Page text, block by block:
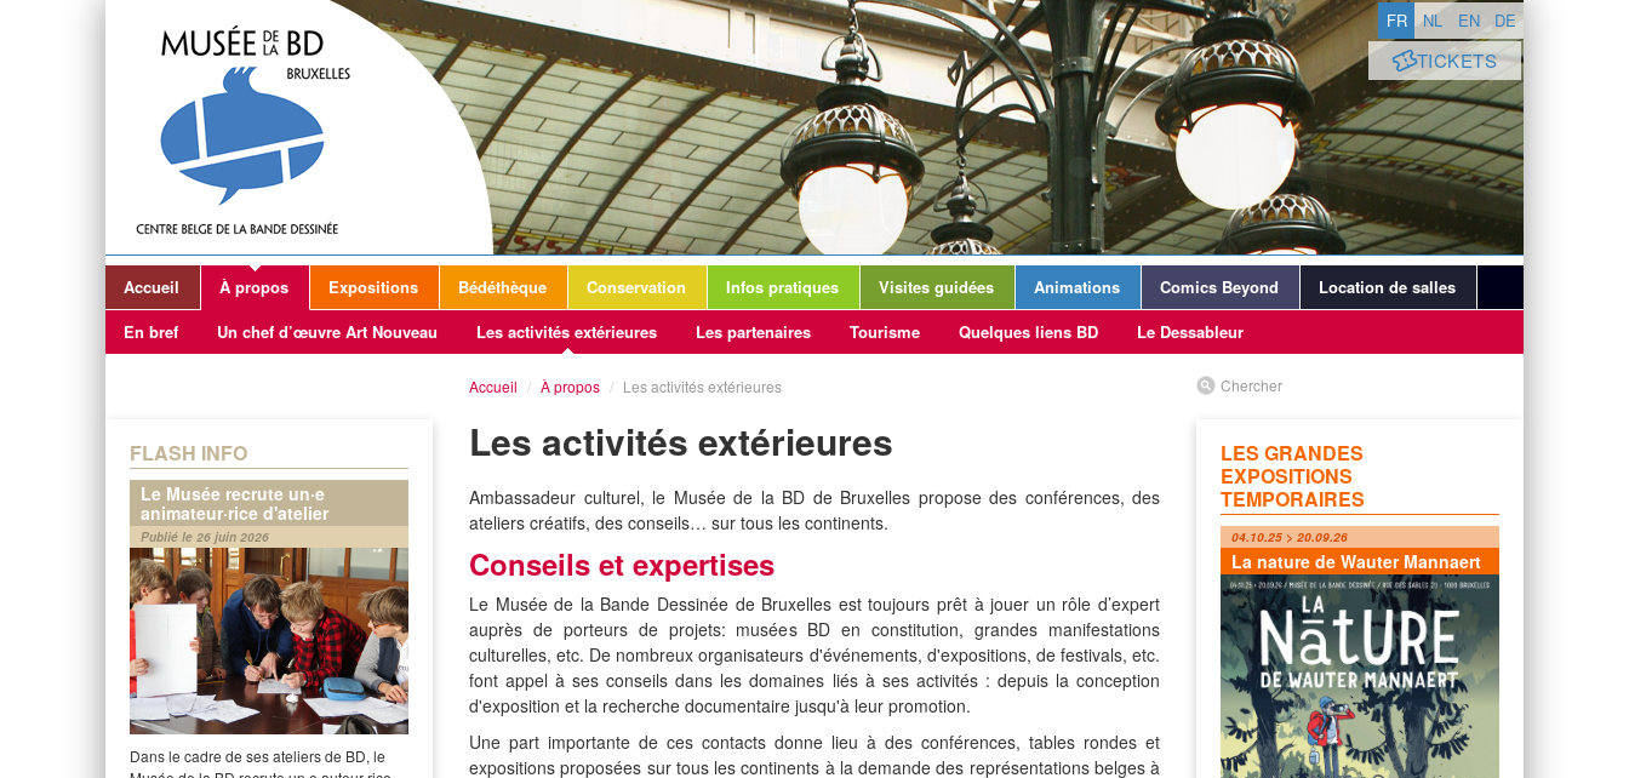
TICKETS
FR NL EN DE
Accueil
À propos
En bref
Un chef d’œuvre Art Nouveau Les activités extérieures Les partenaires Tourisme Quelques liens BD Le Dessableur
Expositions Bédéthèque Conservation Infos pratiques Visites guidées Animations Comics Beyond Location de salles
FLASH INFO
Le Musée recrute un·e
animateur·rice d'atelier
Publié le 26 juin 2026
Dans le cadre de ses ateliers de BD, le
Accueil / À propos / Les activités extérieures
Les activités extérieures
Ambassadeur culturel, le Musée de la BD de Bruxelles propose des conférences, des
ateliers créatifs, des conseils… sur tous les continents.
Conseils et expertises
Le Musée de la Bande Dessinée de Bruxelles est toujours prêt à jouer un rôle d’expert
auprès de porteurs de projets: musées BD en constitution, grandes manifestations
culturelles, etc. De nombreux organisateurs d'événements, d'expositions, de festivals, etc.
font appel à ses conseils dans les domaines liés à ses activités : depuis la conception
d'exposition et la recherche documentaire jusqu'à leur promotion.
Une part importante de ces contacts donne lieu à des conférences, tables rondes et
expositions proposées sur tous les continents à la demande des représentations belges à
Chercher
LES GRANDES
EXPOSITIONS
TEMPORAIRES
04.10.25 > 20.09.26
La nature de Wauter Mannaert